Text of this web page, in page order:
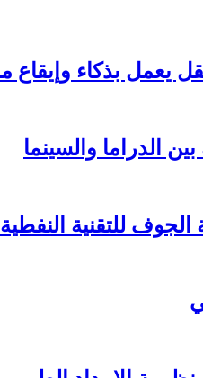
الدراما والسينما
للتقنية النفطية